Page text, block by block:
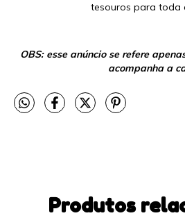
tesouros para toda
OBS: esse anúncio se refere
acompanha a
Produtos